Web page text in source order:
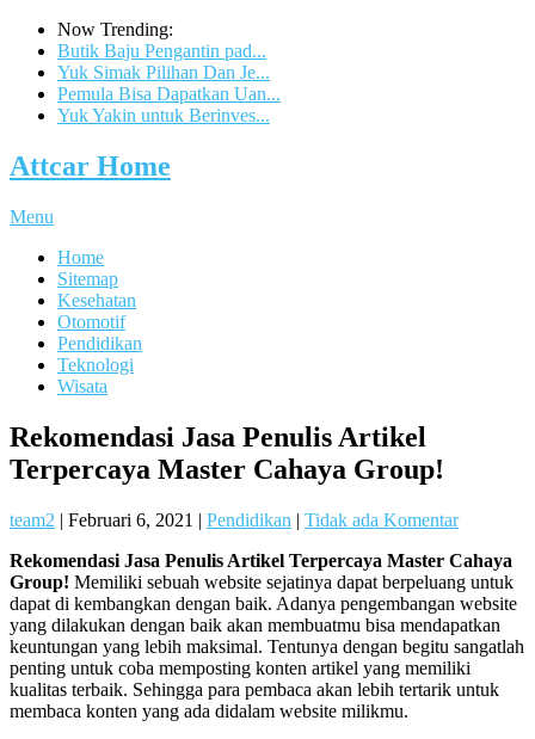
Now Trending:
Butik Baju Pengantin pad...
Yuk Simak Pilihan Dan Je...
Pemula Bisa Dapatkan Uan...
Yuk Yakin untuk Berinves...
Attcar Home
Menu
Home
Sitemap
Kesehatan
Otomotif
Pendidikan
Teknologi
Wisata
Rekomendasi Jasa Penulis Artikel
Terpercaya Master Cahaya Group!
team2 | Februari 6, 2021 | Pendidikan | Tidak ada Komentar
Rekomendasi Jasa Penulis Artikel Terpercaya Master Cahaya
Group! Memiliki sebuah website sejatinya dapat berpeluang untuk
dapat di kembangkan dengan baik. Adanya pengembangan website
yang dilakukan dengan baik akan membuatmu bisa mendapatkan
keuntungan yang lebih maksimal. Tentunya dengan begitu sangatlah
penting untuk coba memposting konten artikel yang memiliki
kualitas terbaik. Sehingga para pembaca akan lebih tertarik untuk
membaca konten yang ada didalam website milikmu.